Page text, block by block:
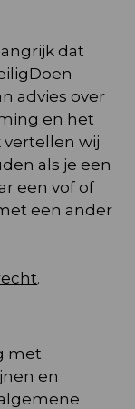
dat
advies over
en het
vertellen wij
als je een
een vof of
een ander
.
met
en